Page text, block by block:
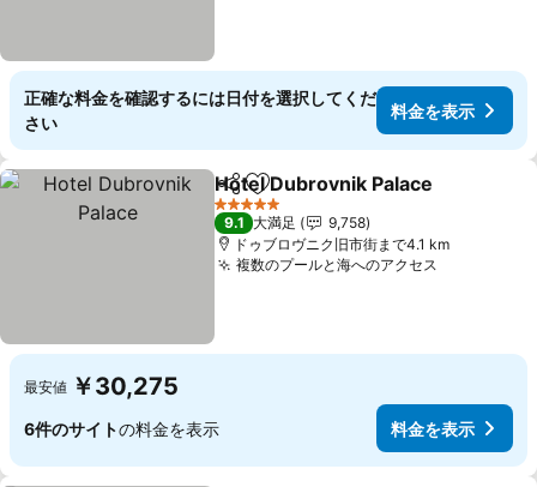
正確な料金を確認するには日付を選択してくだ
さい
料金を表示
シェアお気に入りに追加
Hotel Dubrovnik Palace
5 ホテルのランク
9.1 大満足
9,758
ドゥブロヴニク旧市街まで4.1 km
複数のプールと海へのアクセス
最安値 ￥30,275
6件のサイトの料金を表示 料金を表示